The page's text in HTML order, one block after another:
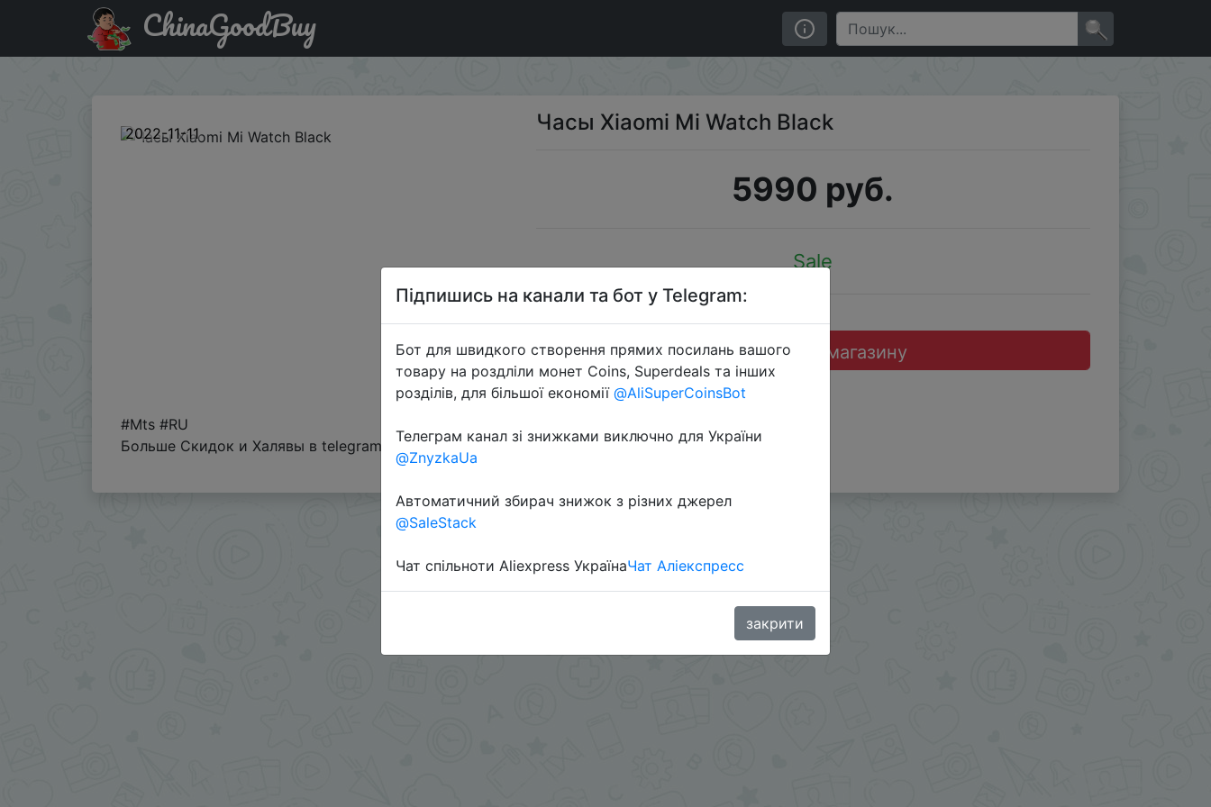
Придбати по акціи Часы Xiaomi Mi Watch Black
ChinaGoodBuy
2022-11-11 Часы Xiaomi Mi Watch Black
5990 руб.
Sale
Перейти до магазину
#Mts #RU
Больше Скидок и Халявы в telegram
t.me/%2B8jHVizJO6XY3M2Qy
Підпишись на канали та бот у Telegram:
Бот для швидкого створення прямих посилань вашого
товару на роздліли монет Coins, Superdeals та інших
розділів, для більшої економії @AliSuperCoinsBot
Телеграм канал зі знижками виключно для України
@ZnyzkaUa
Автоматичний збирач знижок з різних джерел
@SaleStack
Чат спільноти Aliexpress УкраїнаЧат Аліекспресс
закрити